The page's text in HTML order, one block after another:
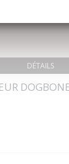
DÉTAILS